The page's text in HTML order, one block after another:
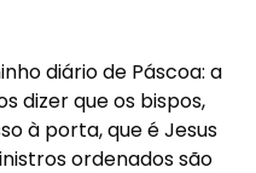
diário de Páscoa: a
dizer que os bispos,
à porta, que é Jesus
ordenados são